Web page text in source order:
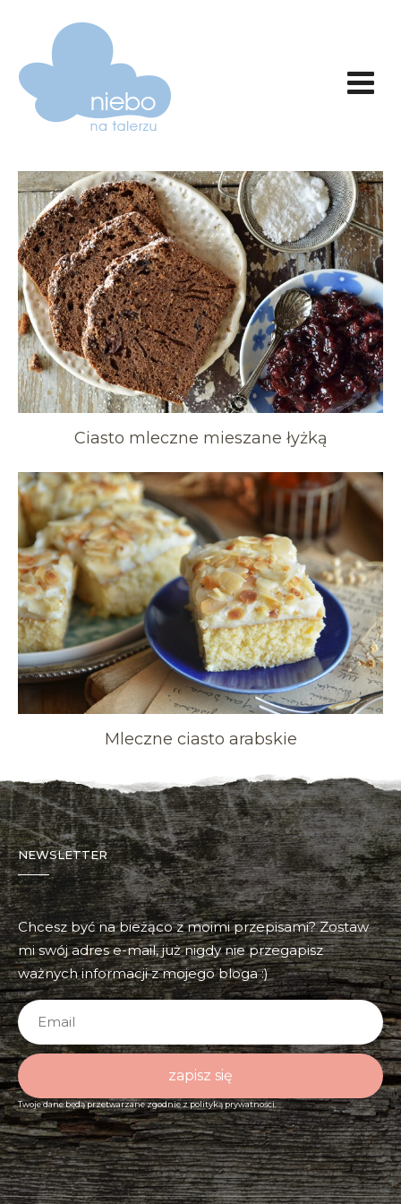
Ciasto mleczne mieszane łyżką
Mleczne ciasto arabskie
NEWSLETTER
Chcesz być na bieżąco z moimi przepisami? Zostaw
mi swój adres e-mail, już nigdy nie przegapisz
ważnych informacji z mojego bloga :)
zapisz się
Twoje dane będą przetwarzane zgodnie zpolityką prywatności.